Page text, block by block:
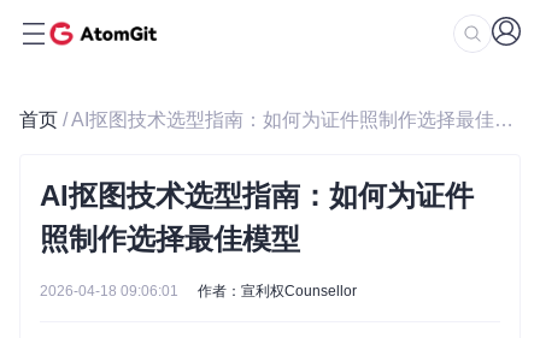
首页 / AI抠图技术选型指南：如何为证件照制作选择最佳模型
AI抠图技术选型指南：如何为证件
照制作选择最佳模型
2026-04-18 09:06:01 作者：宣利权Counsellor